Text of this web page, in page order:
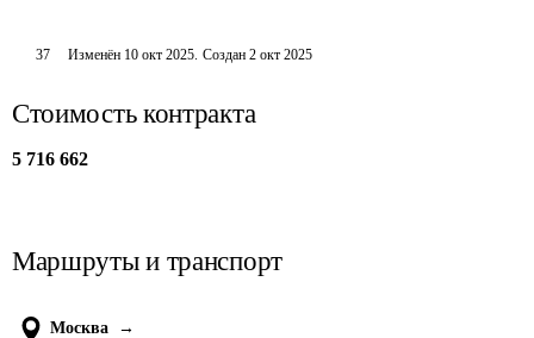
37 Изменён 10 окт 2025. Создан 2 окт 2025
Стоимость контракта
5 716 662
Маршруты и транспорт
Москва
→